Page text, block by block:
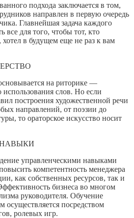
подхода заключается в том,
направлен в первую очередь
Главнейшая задача каждого
все для того, чтобы тот, кто
в будущем еще не раз к вам
на риторике —
использования слов. Но если
построения художественной речи
направлений, от поэзии до
то ораторское искусство носит
управленческими навыками
компетентность менеджера
как собственных ресурсов, так и
бизнеса во многом
руководителя. Обучение
осуществляется посредством
ролевых игр.